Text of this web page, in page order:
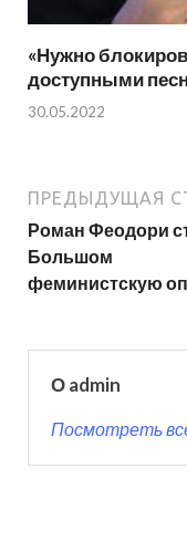
«Нужно
доступными
30.05.2022
ПРЕДЫДУЩАЯ
Роман Феодори
Большом
феминистскую
О admin
Посмотреть